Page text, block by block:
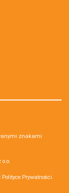
znakami
o.o.
Polityce Prywatności.